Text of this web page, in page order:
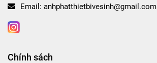
Email: anhphatthietbivesinh@gmail.com
Chính sách